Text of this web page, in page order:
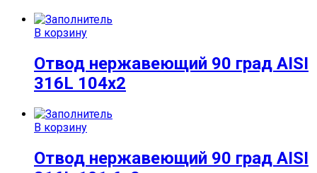
В корзину
Отвод нержавеющий 90 град AISI
316L 104х2
В корзину
Отвод нержавеющий 90 град AISI